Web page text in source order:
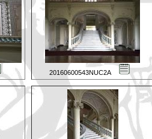
20160600543NUC2A